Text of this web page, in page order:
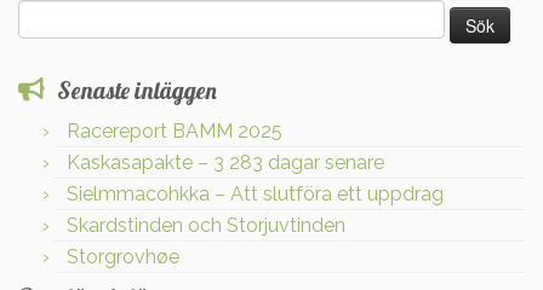
efter:
Senaste inläggen
Racereport BAMM 2025
Kaskasapakte – 3 283 dagar senare
Sielmmacohkka – Att slutföra ett uppdrag
Skardstinden och Storjuvtinden
Storgrovhøe